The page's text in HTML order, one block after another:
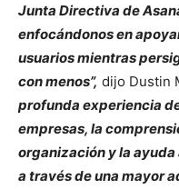
Junta Directiva de
enfocándonos en
usuarios mientras
con menos”, dijo Dustin
profunda experiencia
empresas, la
organización y la
a través de una mayor